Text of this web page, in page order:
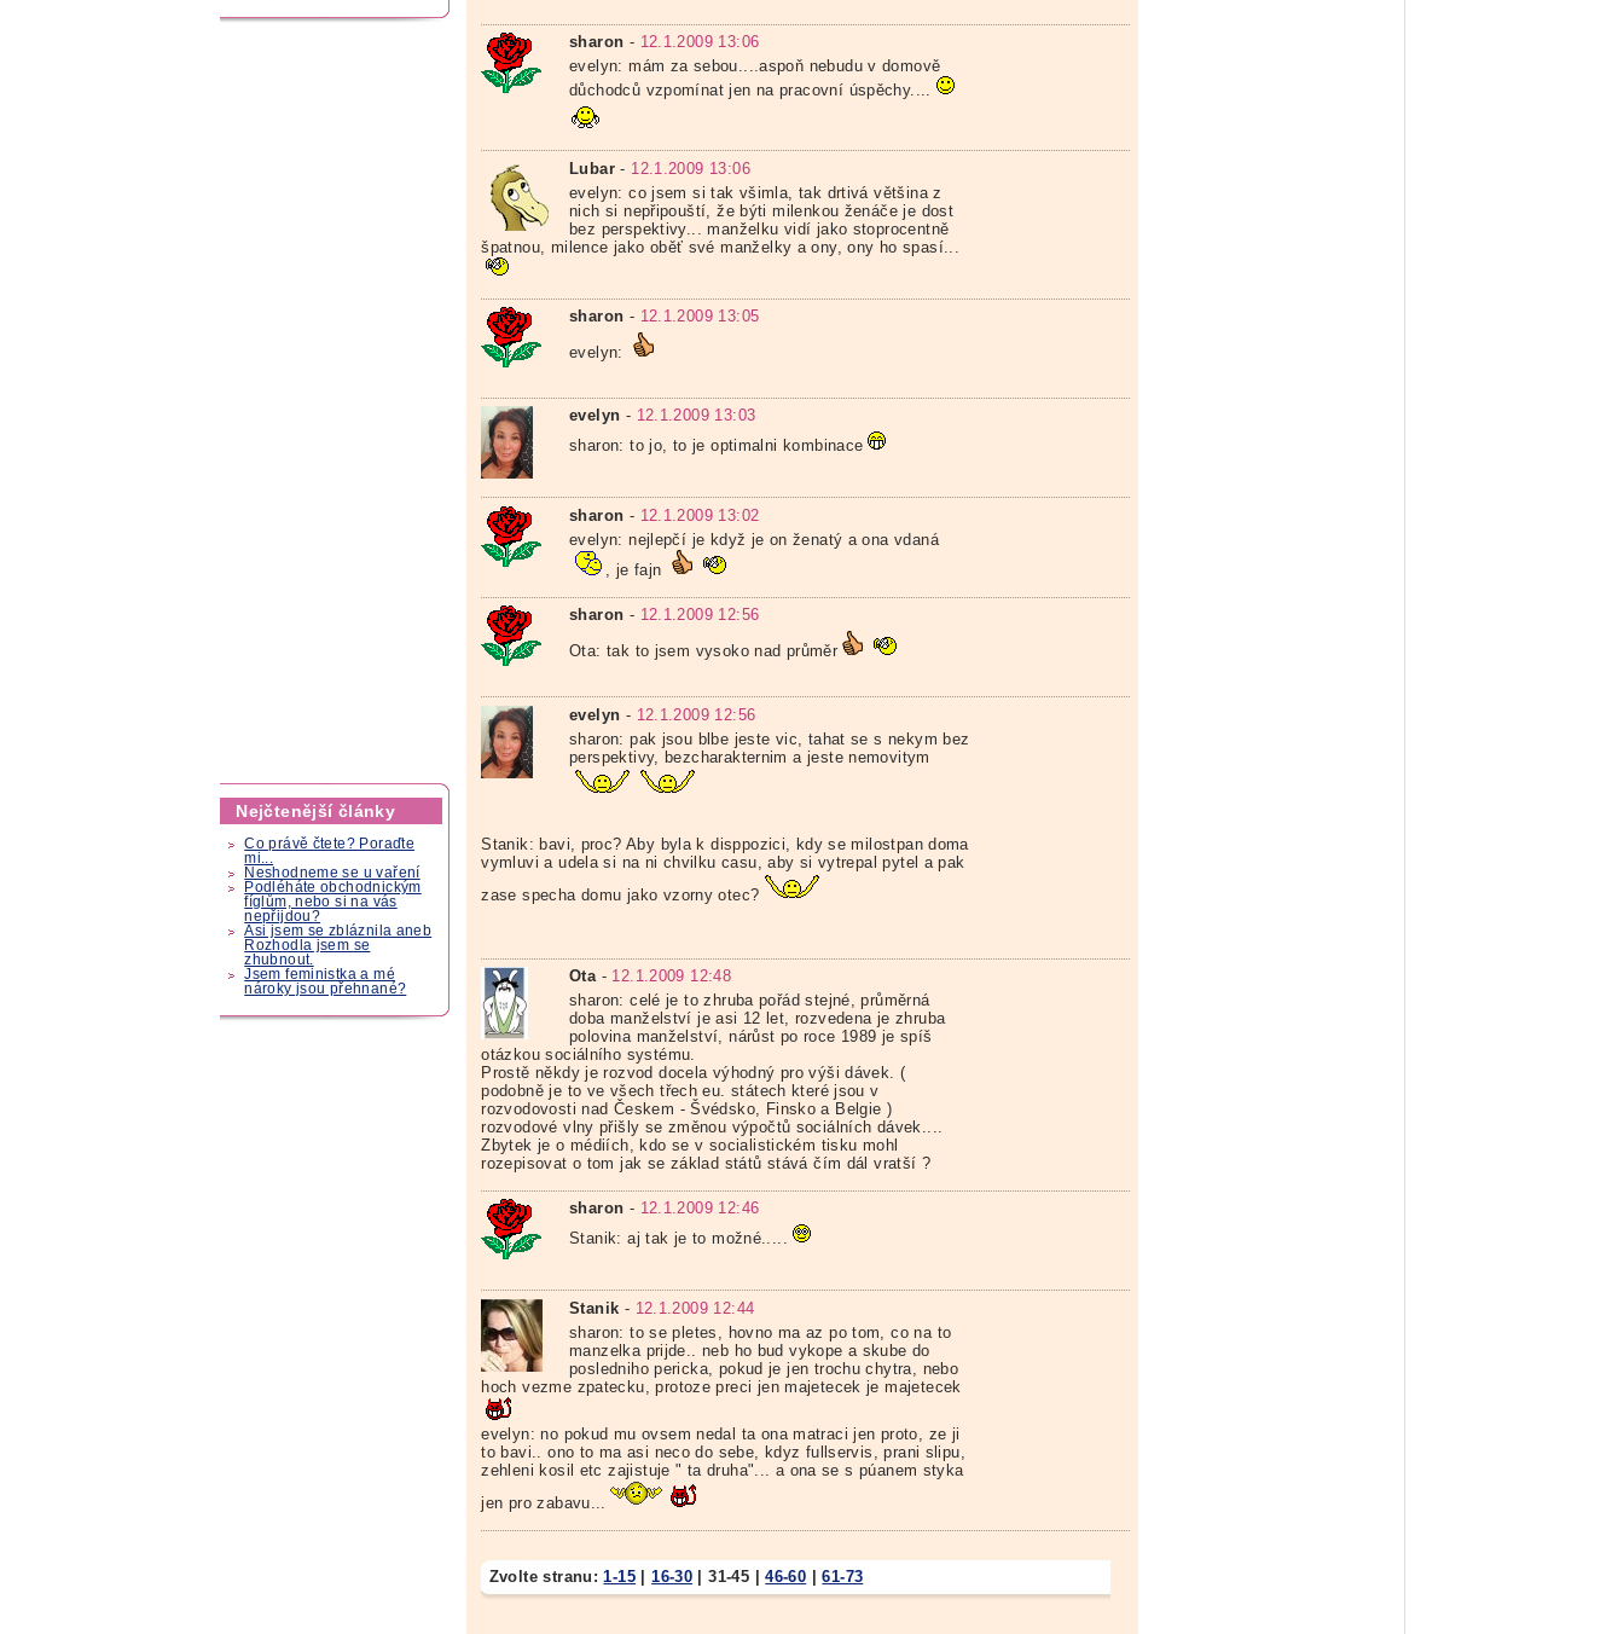
Nejčtenější články
Co právě čtete? Poraďte
mi...
Neshodneme se u vaření
Podléháte obchodnickým
fíglům, nebo si na vás
nepřijdou?
Asi jsem se zbláznila aneb
Rozhodla jsem se
zhubnout.
Jsem feministka a mé
nároky jsou přehnané?
sharon - 12.1.2009 13:06
evelyn: mám za sebou....aspoň nebudu v domově
důchodců vzpomínat jen na pracovní úspěchy....
Lubar - 12.1.2009 13:06
evelyn: co jsem si tak všimla, tak drtivá většina z
nich si nepřipouští, že býti milenkou ženáče je dost
bez perspektivy... manželku vidí jako stoprocentně
špatnou, milence jako oběť své manželky a ony, ony ho spasí...
sharon - 12.1.2009 13:05
evelyn:
evelyn - 12.1.2009 13:03
sharon: to jo, to je optimalni kombinace
sharon - 12.1.2009 13:02
evelyn: nejlepčí je když je on ženatý a ona vdaná
, je fajn
sharon - 12.1.2009 12:56
Ota: tak to jsem vysoko nad průměr
evelyn - 12.1.2009 12:56
sharon: pak jsou blbe jeste vic, tahat se s nekym bez
perspektivy, bezcharakternim a jeste nemovitym
Stanik: bavi, proc? Aby byla k disppozici, kdy se milostpan doma
vymluvi a udela si na ni chvilku casu, aby si vytrepal pytel a pak
zase specha domu jako vzorny otec?
Ota- 12.1.2009 12:48
sharon: celé je to zhruba pořád stejné, průměrná
doba manželství je asi 12 let, rozvedena je zhruba
polovina manželství, nárůst po roce 1989 je spíš
otázkou sociálního systému.
Prostě někdy je rozvod docela výhodný pro výši dávek. (
podobně je to ve všech třech eu. státech které jsou v
rozvodovosti nad Českem - Švédsko, Finsko a Belgie )
rozvodové vlny přišly se změnou výpočtů sociálních dávek....
Zbytek je o médiích, kdo se v socialistickém tisku mohl
rozepisovat o tom jak se základ států stává čím dál vratší ?
sharon - 12.1.2009 12:46
Stanik: aj tak je to možné.....
Stanik - 12.1.2009 12:44
sharon: to se pletes, hovno ma az po tom, co na to
manzelka prijde.. neb ho bud vykope a skube do
posledniho pericka, pokud je jen trochu chytra, nebo
hoch vezme zpatecku, protoze preci jen majetecek je majetecek
evelyn: no pokud mu ovsem nedal ta ona matraci jen proto, ze ji
to bavi.. ono to ma asi neco do sebe, kdyz fullservis, prani slipu,
zehleni kosil etc zajistuje " ta druha"... a ona se s púanem styka
jen pro zabavu...
Zvolte stranu:1-15 |16-30 |31-45 |46-60 |61-73